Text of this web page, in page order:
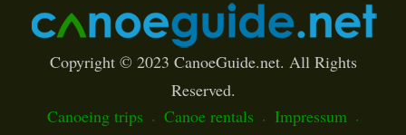
Copyright © 2023 CanoeGuide.net. All Rights
Reserved.
Canoeing trips
Canoe rentals
Impressum